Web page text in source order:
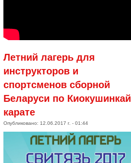
Летний лагерь для
инструкторов и
спортсменов сборной
Беларуси по Киокушинкай
карате
Опубликовано: 12.06.2017 г. - 01:44